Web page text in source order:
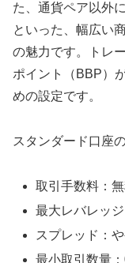
た、通貨ペア以外
といった、幅広い
の魅力です。トレ
ポイント（BBP）
めの設定です。
スタンダード口座
取引手数料：
最大レバレッ
スプレッド：
最小取引数量